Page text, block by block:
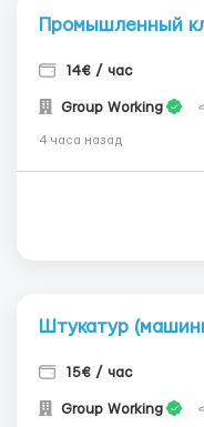
Промышленный
14€ / час
Group Working
4 часа назад
Штукатур
15€ / час
Group Working